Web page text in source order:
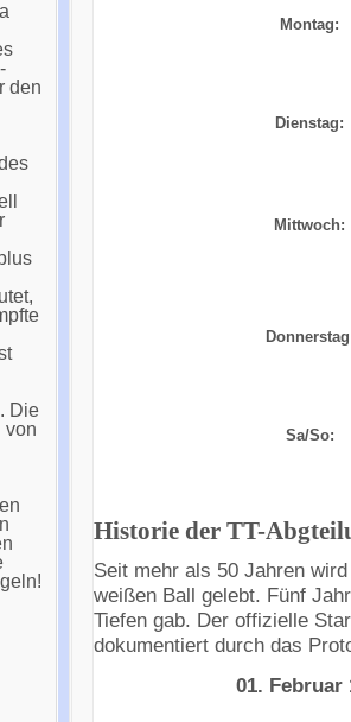
den
Die
von
Montag:
Dienstag:
Mittwoch:
Sa/So:
Historie der TT-
Seit mehr als 50 Jahren
weißen Ball gelebt. Fünf
Tiefen gab. Der offizielle
dokumentiert durch das
01. Februar